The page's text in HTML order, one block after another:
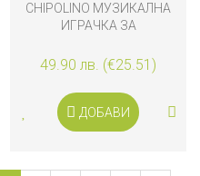
CHIPOLINO МУЗИКАЛНА
ИГРАЧКА ЗА
ЖИВОТИНКИ, РОЗОВА
49.90 лв. (€25.51)
ДОБАВИ